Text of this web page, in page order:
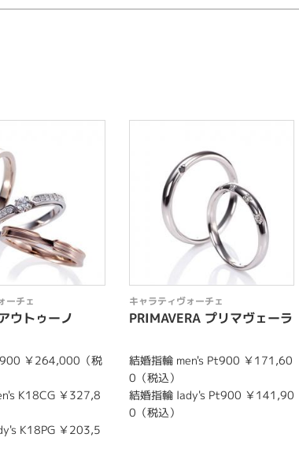
ーチェ
ウトゥーノ
￥264,000（税
K18CG ￥327,8
K18PG ￥203,5
キャラティヴォーチェ
PRIMAVERA プリマヴェーラ
結婚指輪 men's Pt900 ￥171,60
0（税込）
結婚指輪 lady's Pt900 ￥141,90
0（税込）